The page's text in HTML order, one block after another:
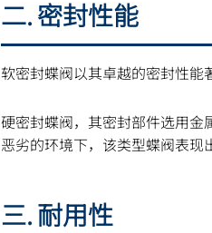
二. 密封性能
软密封蝶阀以其卓越的密封性能
硬密封蝶阀，其密封部件选用
恶劣的环境下，该类型蝶阀表现
三. 耐用性